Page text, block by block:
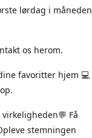
lørdag i måneden
os herom.
favoritter hjem 💻
Få
stemningen